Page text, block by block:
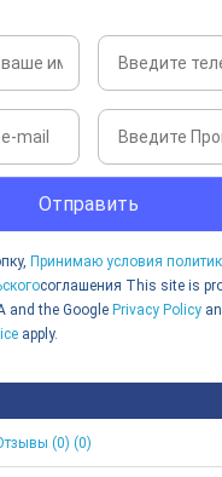
Отправить
Принимаю условия
соглашения This site is
and the Google Privacy Policy
apply.
(0) (0)